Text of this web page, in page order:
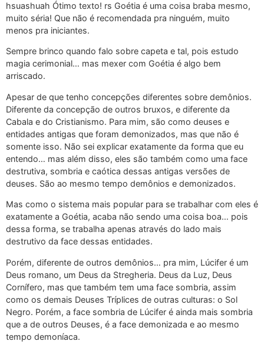
hsuashuah Ótimo texto! rs Goétia é uma coisa braba mesmo,
muito séria! Que não é recomendada pra ninguém, muito
menos pra iniciantes.
Sempre brinco quando falo sobre capeta e tal, pois estudo
magia cerimonial… mas mexer com Goétia é algo bem
arriscado.
Apesar de que tenho concepções diferentes sobre demônios.
Diferente da concepção de outros bruxos, e diferente da
Cabala e do Cristianismo. Para mim, são como deuses e
entidades antigas que foram demonizados, mas que não é
somente isso. Não sei explicar exatamente da forma que eu
entendo… mas além disso, eles são também como uma face
destrutiva, sombria e caótica dessas antigas versões de
deuses. São ao mesmo tempo demônios e demonizados.
Mas como o sistema mais popular para se trabalhar com eles é
exatamente a Goétia, acaba não sendo uma coisa boa… pois
dessa forma, se trabalha apenas através do lado mais
destrutivo da face dessas entidades.
Porém, diferente de outros demônios… pra mim, Lúcifer é um
Deus romano, um Deus da Stregheria. Deus da Luz, Deus
Cornífero, mas que também tem uma face sombria, assim
como os demais Deuses Tríplices de outras culturas: o Sol
Negro. Porém, a face sombria de Lúcifer é ainda mais sombria
que a de outros Deuses, é a face demonizada e ao mesmo
tempo demoníaca.